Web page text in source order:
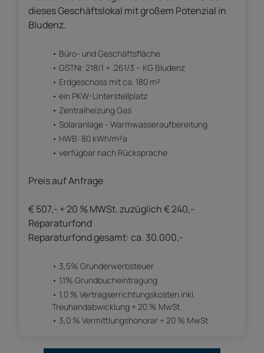
dieses Geschäftslokal mit großem Potenzial in
Bludenz.
Büro- und Geschäftsfläche
GSTNr. 218/1 + .261/3 – KG Bludenz
Erdgeschoss mit ca. 180 m²
ein PKW-Unterstellplatz
Zentralheizung Gas
Solaranlage - Warmwasseraufbereitung
HWB: 80 kWh/m²a
verfügbar nach Rücksprache
Preis auf Anfrage
€ 507,- + 20 % MWSt. zuzüglich € 240,-
Reparaturfond
Reparaturfond gesamt: ca. 30.000,-
3,5% Grunderwerbsteuer
1,1% Grundbucheintragung
1,0 % Vertragserrichtungskosten inkl.
Treuhandabwicklung + 20 % MwSt.
3,0 % Vermittlungshonorar + 20 % MwSt